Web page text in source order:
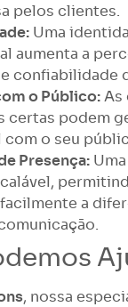
pelos clientes.
Uma
aumenta a
confiabilidade
o Público:As
certas podem
com o seu
Presença:
a
, nossa